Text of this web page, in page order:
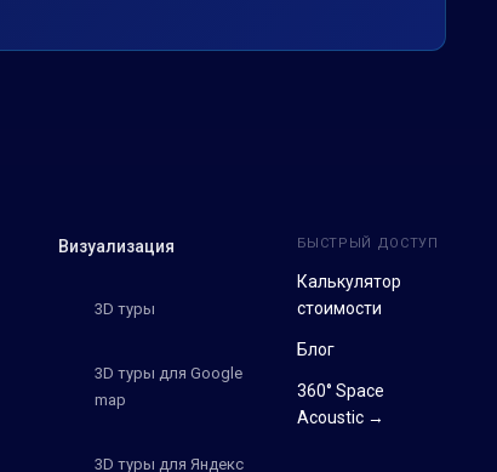
Визуализация
3D туры
3D туры для Google
map
3D туры для Яндекс
БЫСТРЫЙ ДОСТУП
Калькулятор
стоимости
Блог
360° Space
Acoustic →